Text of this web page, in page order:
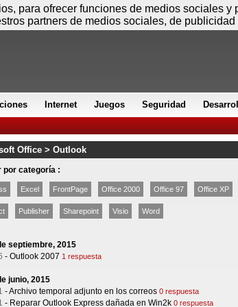
Internet Juegos Seguridad
Office > Outlook
por categoría :
Excel FrontPage Office 2000 Office 97 Office XP
Publisher Sharepoint Visio Word
septiembre, 2015
- Outlook 2007 1 respuesta
junio, 2015
-Archivo temporal adjunto en los correos 0 respuesta
- Reparar Outlook Express dañada en Win2k 0 respuesta
para ofrecer funciones de medios sociales
partners de medios sociales, de